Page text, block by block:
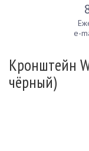
e-
Кронштейн
чёрный)